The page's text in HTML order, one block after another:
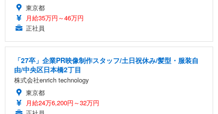
東京都
月給35万円～46万円
正社員
「27卒」企業PR映像制作スタッフ/土日祝休み/髪型・服装自
由/中央区日本橋2丁目
株式会社enrich technology
東京都
月給24万6,200円～32万円